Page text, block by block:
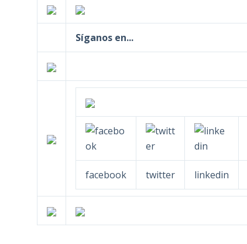
Síganos en...
facebook twitter linkedin